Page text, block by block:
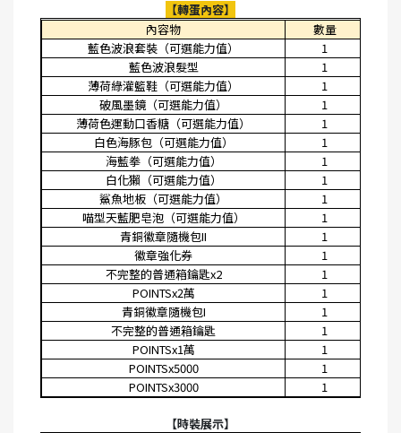
【轉蛋內容】
內容物
數量
藍色波浪套裝（可選能力值）
1
藍色波浪髮型
1
薄荷綠灌籃鞋（可選能力值）
1
破風墨鏡（可選能力值）
1
薄荷色運動口香糖（可選能力值）
1
白色海豚包（可選能力值）
1
海藍拳（可選能力值）
1
白化獺（可選能力值）
1
鯊魚地板（可選能力值）
1
喵型天藍肥皂泡（可選能力值）
1
青銅徽章隨機包II
1
徽章強化券
1
不完整的普通箱鑰匙x2
1
POINTSx2萬 1
青銅徽章隨機包I
1
不完整的普通箱鑰匙
1
POINTSx1萬 1
POINTSx5000
1
POINTSx3000
1
【時裝展示】